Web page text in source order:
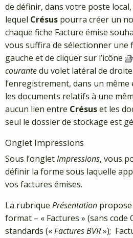
de définir, dans votre poste
lequel Crésus pourra créer un
chaque fiche Facture émise
vous suffira de sélectionner une
gauche et de cliquer sur l’icône
courantedu volet latéral de
l’enregistrement, dans un
les documents relatifs à une
aucun lien entre Crésuset les
seul le dossier de stockage est
Onglet Impressions
Sous l’ongletImpressions, vous
définir la forme sous laquelle
vos factures émises.
La rubrique Présentation
format – « Factures » (sans code
standards («Factures BVR»);